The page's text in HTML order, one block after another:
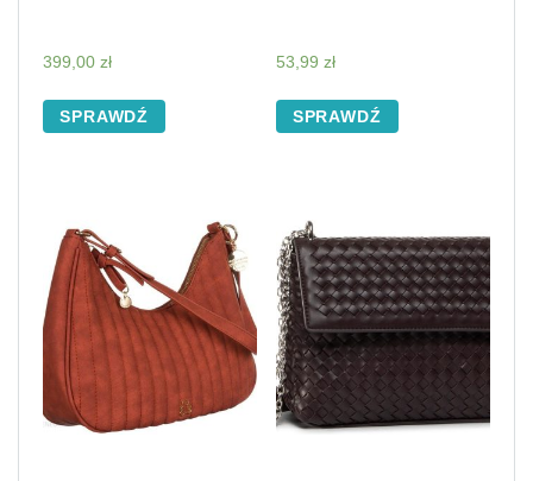
399,00 zł
SPRAWDŹ
53,99 zł
SPRAWDŹ